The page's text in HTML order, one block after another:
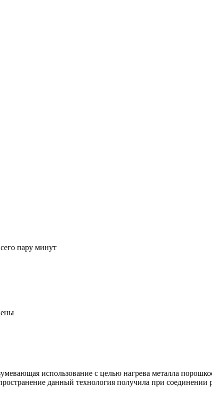
пару минут
использование с целью нагрева металла
данный технология получила при соединении